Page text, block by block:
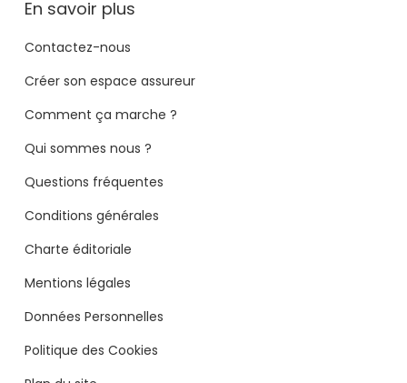
En savoir plus
Contactez-nous
Créer son espace assureur
Comment ça marche ?
Qui sommes nous ?
Questions fréquentes
Conditions générales
Charte éditoriale
Mentions légales
Données Personnelles
Politique des Cookies